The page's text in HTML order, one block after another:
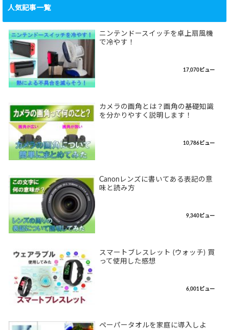
人気記事一覧
ニンテンドースイッチを卓上扇風機
で冷やす！
17,070ビュー
カメラの画角とは？画角の基礎知識
を分かりやすく説明します！
10,786ビュー
Canonレンズに書いてある表記の意
味と読み方
9,340ビュー
スマートブレスレット (ウォッチ) 買
って使用した感想
6,001ビュー
ペーパータオルを家庭に導入しよ